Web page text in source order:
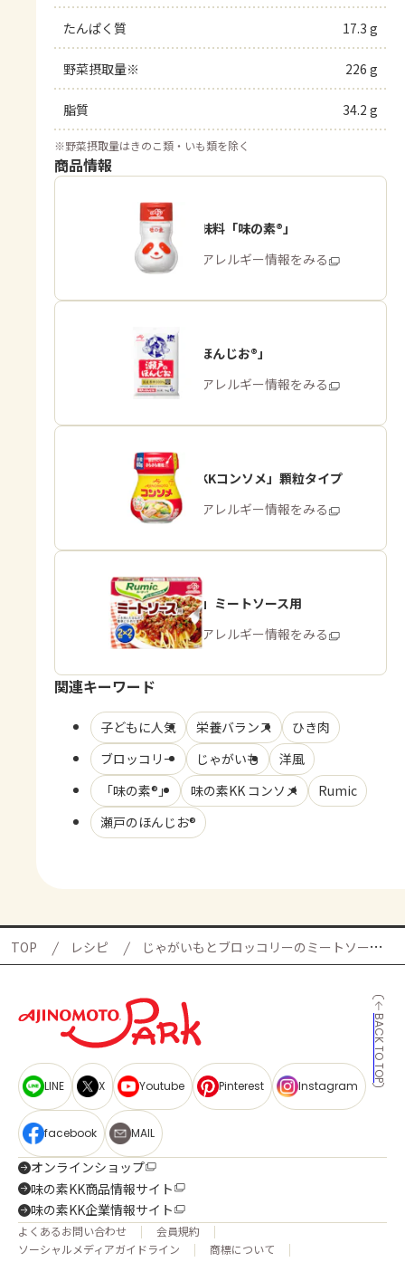
たんぱく質 17.3 g
野菜摂取量※ 226 g
脂質 34.2 g
※野菜摂取量はきのこ類・いも類を除く
商品情報
うま味調味料「味の素®」
商品・アレルギー情報をみる
「瀬戸のほんじお®」
商品・アレルギー情報をみる
「味の素KKコンソメ」顆粒タイプ
商品・アレルギー情報をみる
「Rumic」ミートソース用
商品・アレルギー情報をみる
関連キーワード
子どもに人気 栄養バランス
ひき肉
ブロッコリー
じゃがいも
洋風
「味の素®」
味の素KK コンソメ
Rumic
瀬戸のほんじお®
TOP レシピ じゃがいもとブロッコリーのミートソースグラタンの献立
BACK TO TOP
LINE X Youtube Pinterest Instagram
facebook MAIL
オンラインショップ
味の素KK商品情報サイト
味の素KK企業情報サイト
よくあるお問い合わせ
会員規約
ソーシャルメディアガイドライン
商標について